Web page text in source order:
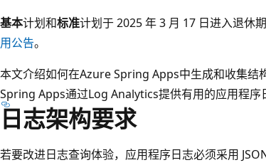
基本计划和标准计划于 2025 年 3 月 17 日进入退休
用公告。
本文介绍如何在Azure Spring Apps中生成和收集结
Spring Apps通过Log Analytics提供有用的应用程序
日志架构要求
若要改进日志查询体验，应用程序日志必须采用